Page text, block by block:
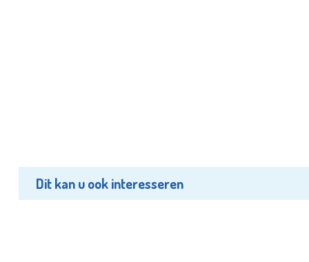
Dit kan u ook interesseren